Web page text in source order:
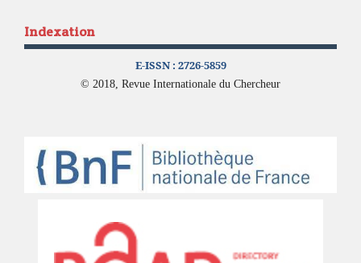
Indexation
E-ISSN : 2726-5859
© 2018, Revue Internationale du Chercheur